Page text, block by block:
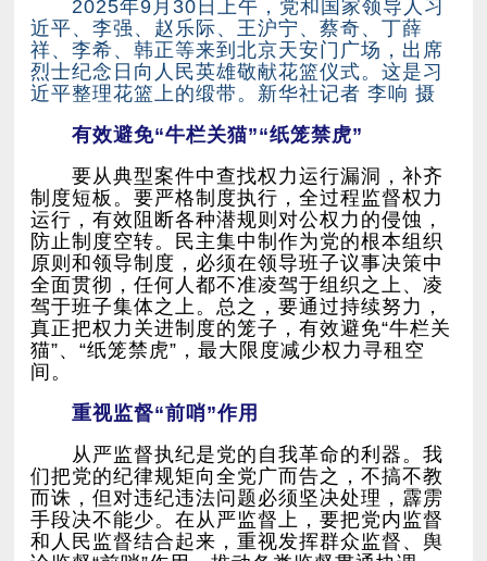
近平整理花篮上的缎带。新华社记者 李响 摄
有效避免“牛栏关猫”“纸笼禁虎”
间。
重视监督“前哨”作用